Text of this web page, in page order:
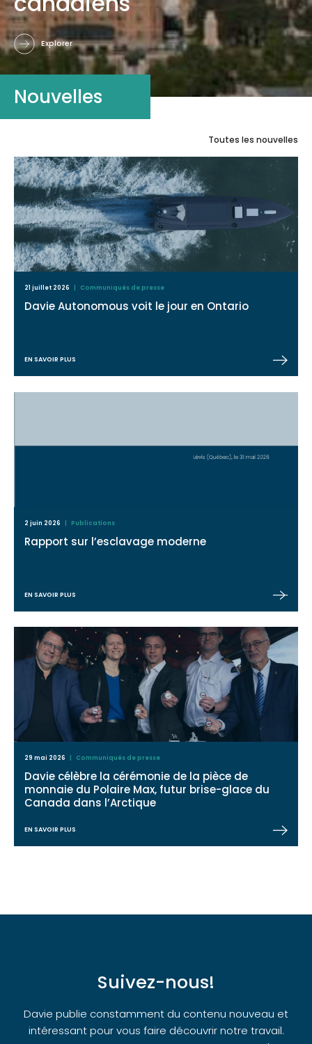
Explorer
Nouvelles
Toutes les nouvelles
21 juillet 2026 | Communiqués de presse
Davie Autonomous voit le jour en Ontario
EN SAVOIR PLUS
2 juin 2026 | Publications
Rapport sur l’esclavage moderne
EN SAVOIR PLUS
29 mai 2026 | Communiqués de presse
Davie célèbre la cérémonie de la pièce de
monnaie du Polaire Max, futur brise-glace du
Canada dans l’Arctique
EN SAVOIR PLUS
Suivez-nous!
Davie publie constamment du contenu nouveau et
intéressant pour vous faire découvrir notre travail.